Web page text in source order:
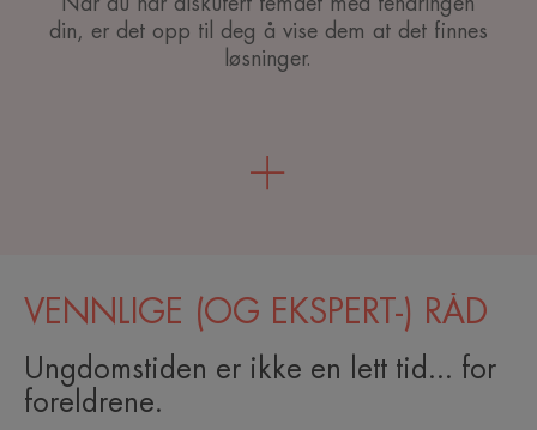
din, er det opp til deg å vise dem at det finnes
løsninger.
VENNLIGE (OG EKSPERT-) RÅD
Ungdomstiden er ikke en lett tid... for
foreldrene.